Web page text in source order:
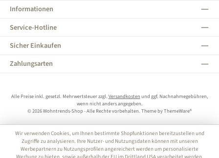
Informationen
Service-Hotline
Sicher Einkaufen
Zahlungsarten
Alle Preise inkl. gesetzl. Mehrwertsteuer zzgl. Versandkosten und ggf. Nachnahmegebühren,
wenn nicht anders angegeben.
© 2026 Wohntrends-Shop - Alle Rechte vorbehalten. Theme byThemeWare®
Wir verwenden Cookies, um Ihnen bestimmte Shopfunktionen bereitzustellen und
Zugriffe zu analysieren. Ihre Nutzer- und Nutzungsdaten können mit unseren
Werbepartnern zu Nutzungsprofilen angereichert werden um personalisierte